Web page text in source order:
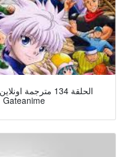
مباشر بوابة الأنمي Gateanime